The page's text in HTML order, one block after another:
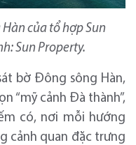
Hàn của tổ hợp Sun
Sun Property.
bờ Đông sông Hàn,
“mỹ cảnh Đà thành”,
có, nơi mỗi hướng
cảnh quan đặc trưng